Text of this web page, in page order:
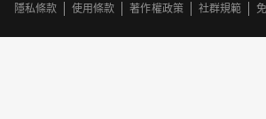
隱私條款
使用條款 著作權政策 社群規範